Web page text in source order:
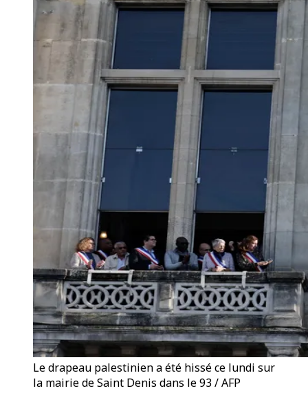
Le drapeau palestinien a été hissé ce lundi sur
la mairie de Saint Denis dans le 93 / AFP